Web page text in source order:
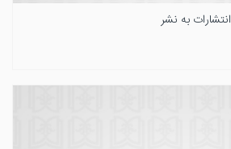
انتشارات به نشر